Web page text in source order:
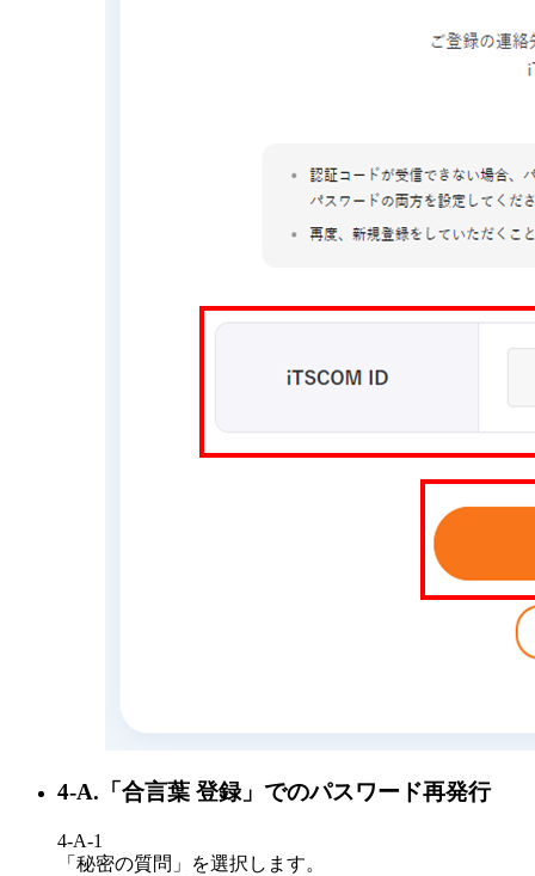
4-A.「合言葉 登録」でのパスワード再発行
4-A-1
「秘密の質問」を選択します。